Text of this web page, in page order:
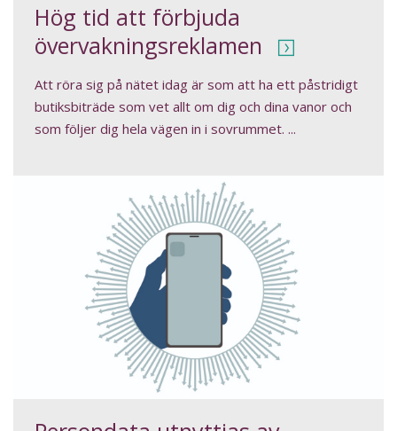
Hög tid att förbjuda
övervakningsreklamen
Att röra sig på nätet idag är som att ha ett påstridigt
butiksbiträde som vet allt om dig och dina vanor och
som följer dig hela vägen in i sovrummet. ...